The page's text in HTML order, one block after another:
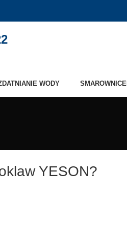
WODY SMAROWNICE
YESON?